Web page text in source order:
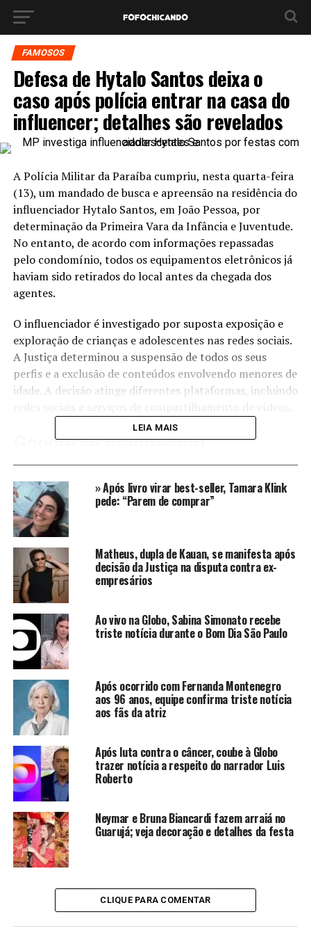
FAMOSOS
Defesa de Hytalo Santos deixa o
caso após polícia entrar na casa do
influencer; detalhes são revelados
A Polícia Militar da Paraíba cumpriu, nesta quarta-feira
(13), um mandado de busca e apreensão na residência do
influenciador Hytalo Santos, em João Pessoa, por
determinação da Primeira Vara da Infância e Juventude.
No entanto, de acordo com informações repassadas
pelo condomínio, todos os equipamentos eletrônicos já
haviam sido retirados do local antes da chegada dos
agentes.
O influenciador é investigado por suposta exposição e
exploração de crianças e adolescentes nas redes sociais.
A Justiça determinou a suspensão de todos os seus
perfis e a exclusão de conteúdos envolvendo menores de
idade. A decisão atinge diferentes plataformas, incluindo
Google se manifestou
algumas contas do influenciador ainda estavam ativas
no Facebook e no Instagram na tarde desta quarta-feira.
A reportagem do Jornal Nacional entrou em contato
com a Meta para questionar o descumprimento da
determinação, mas não obteve resposta.
O Google, responsável pelo YouTube, informou que não
havia sido oficialmente intimado, mas que já estava
removendo vídeos e retirando a monetização do canal
de Hytalo Santos. As medidas fazem parte do esforço
para impedir a circulação de conteúdos considerados
prejudiciais a menores.
Defesa deixa caso
Em meio à repercussão do caso, a defesa de Hytalo
anunciou que está deixando a representação legal do
influenciador, sem apresentar detalhes sobre os motivos
da decisão. Hytalo, que já havia sido alvo de Antonia
Fontenelle, no ano passado, agora foi alvo de vídeo do
influenciador Felipe Bressami, o Felca.
LEIA MAIS
» Após livro virar best-seller, Tamara Klink
pede: “Parem de comprar”
Matheus, dupla de Kauan, se manifesta após
decisão da Justiça na disputa contra ex-
empresários
Ao vivo na Globo, Sabina Simonato recebe
triste notícia durante o Bom Dia São Paulo
Após ocorrido com Fernanda Montenegro
aos 96 anos, equipe confirma triste notícia
aos fãs da atriz
Após luta contra o câncer, coube à Globo
trazer notícia a respeito do narrador Luis
Roberto
Neymar e Bruna Biancardi fazem arraiá no
Guarujá; veja decoração e detalhes da festa
CLIQUE PARA COMENTAR